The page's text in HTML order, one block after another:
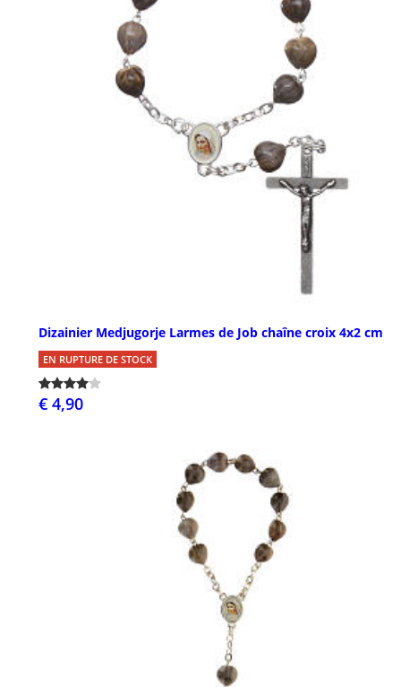
Dizainier Medjugorje Larmes de Job chaîne croix 4x2 cm
EN RUPTURE DE STOCK
€ 4,90